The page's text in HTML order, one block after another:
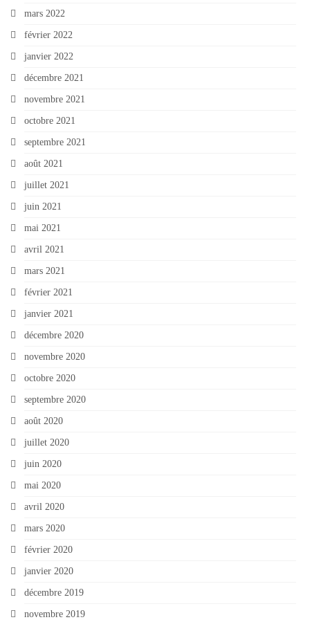
mars 2022
février 2022
janvier 2022
décembre 2021
novembre 2021
octobre 2021
septembre 2021
août 2021
juillet 2021
juin 2021
mai 2021
avril 2021
mars 2021
février 2021
janvier 2021
décembre 2020
novembre 2020
octobre 2020
septembre 2020
août 2020
juillet 2020
juin 2020
mai 2020
avril 2020
mars 2020
février 2020
janvier 2020
décembre 2019
novembre 2019